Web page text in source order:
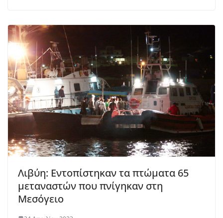
Λιβύη: Εντοπίστηκαν τα πτώματα 65
μεταναστών που πνίγηκαν στη
Μεσόγειο